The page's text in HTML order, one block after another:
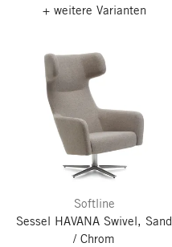
+ weitere Varianten
Softline
Sessel HAVANA Swivel, Sand
/ Chrom